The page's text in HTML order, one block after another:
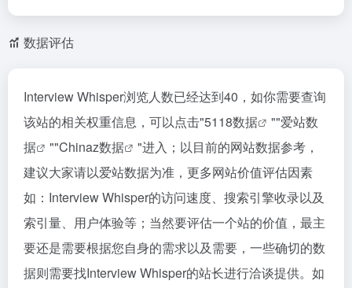
数据评估
Interview Whisper浏览人数已经达到40，如你需要查询
该站的相关权重信息，可以点击"5118数据 ""爱站数
据
""Chinaz数据
"进入；以目前的网站数据参考，
建议大家请以爱站数据为准，更多网站价值评估因素
如：Interview Whisper的访问速度、搜索引擎收录以及
索引量、用户体验等；当然要评估一个站的价值，最主
要还是需要根据您自身的需求以及需要，一些确切的数
据则需要找Interview Whisper的站长进行洽谈提供。如